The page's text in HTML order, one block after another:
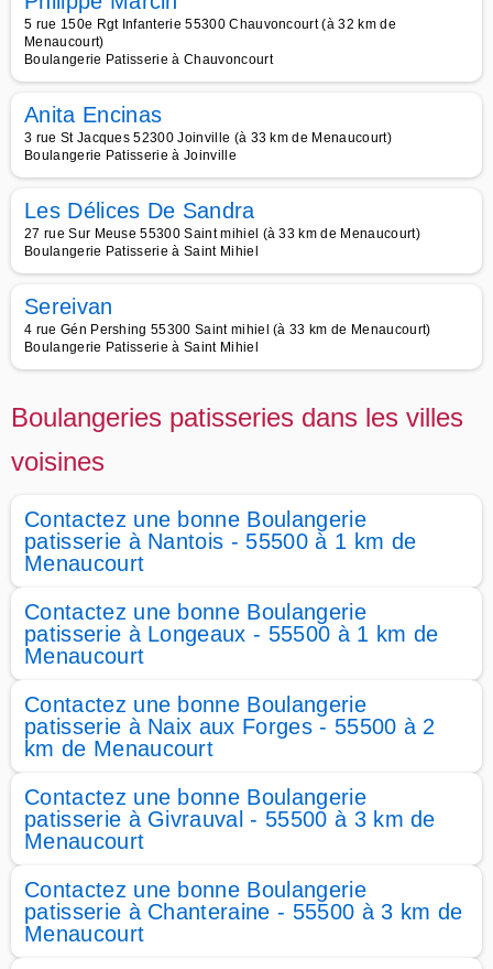
5 rue 150e Rgt Infanterie 55300 Chauvoncourt (à 32 km de
Menaucourt)
Boulangerie Patisserie à Chauvoncourt
Anita Encinas
3 rue St Jacques 52300 Joinville (à 33 km de Menaucourt)
Boulangerie Patisserie à Joinville
Les Délices De Sandra
27 rue Sur Meuse 55300 Saint mihiel (à 33 km de Menaucourt)
Boulangerie Patisserie à Saint Mihiel
Sereivan
4 rue Gén Pershing 55300 Saint mihiel (à 33 km de Menaucourt)
Boulangerie Patisserie à Saint Mihiel
Boulangeries patisseries dans les villes
voisines
Contactez une bonne Boulangerie
patisserie à Nantois - 55500 à 1 km de
Menaucourt
Contactez une bonne Boulangerie
patisserie à Longeaux - 55500 à 1 km de
Menaucourt
Contactez une bonne Boulangerie
patisserie à Naix aux Forges - 55500 à 2
km de Menaucourt
Contactez une bonne Boulangerie
patisserie à Givrauval - 55500 à 3 km de
Menaucourt
Contactez une bonne Boulangerie
patisserie à Chanteraine - 55500 à 3 km de
Menaucourt